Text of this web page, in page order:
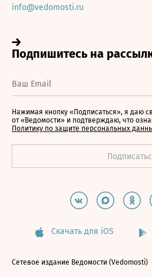
info@vedomosti.ru
Нажимая кнопку «Подписаться», я даю
от «Ведомости» и подтверждаю, что
Политику по защите персональных
Скачать для iOS
Сетевое издание Ведомости (Vedomosti)